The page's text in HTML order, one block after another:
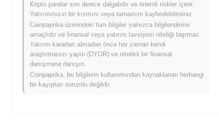
Doge Community Notes'in fiyat aralığı geçmişi
nedir?
Tüm Zamanların En Yüksek Değeri (ATH): $0.00000003
Tüm Zamanların En Düşük Değeri (ATL):$0.00000000
Doge Community Notes şu anda ATH'sinin
görüyor .
Doge Community Notes, daha geniş kripto
Kripto paralar son derece dalgalıdır ve önemli riskler içerir.
Yatırımınızın bir kısmını veya tamamını kaybedebilirsiniz.
Coinpaprika üzerindeki tüm bilgiler yalnızca bilgilendirme
amaçlıdır ve finansal veya yatırım tavsiyesi niteliği taşımaz.
Yatırım kararları almadan önce her zaman kendi
araştırmanızı yapın (DYOR) ve nitelikli bir finansal
danışmana danışın.
Coinpaprika, bu bilgilerin kullanımından kaynaklanan herhangi
bir kayıptan sorumlu değildir.